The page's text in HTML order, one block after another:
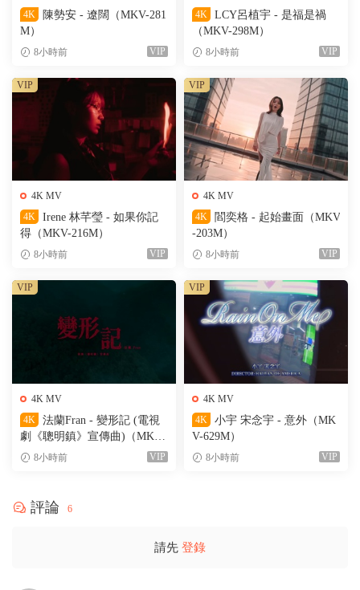
4K
陳勢安 - 遼闊（MKV-281
M）
8小時前 VIP
4K
LCY呂植宇 - 是福是禍
（MKV-298M）
8小時前 VIP
4K MV
4K
Irene 林芊瑩 - 如果你記
得（MKV-216M）
8小時前 VIP
VIP
4K MV
4K
閻奕格 - 起始畫面（MKV
-203M）
8小時前 VIP
VIP
4K MV
4K
法蘭Fran - 變形記 (電視
劇《聰明鎮》宣傳曲)（MKV-
205M）
8小時前 VIP
VIP
4K MV
4K
小宇 宋念宇 - 意外（MK
V-629M）
8小時前 VIP
VIP
評論 6
請先 登錄